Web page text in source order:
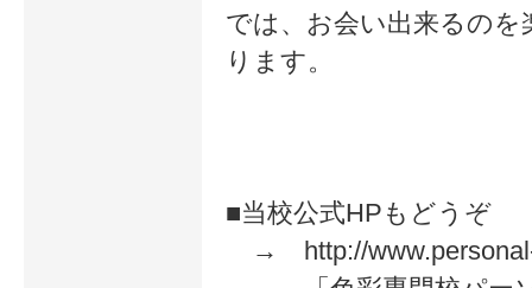
友達にもオススメしてしまいまし
では、お会い出来るの
ります。
■当校公式HPもどうぞ
→ http://